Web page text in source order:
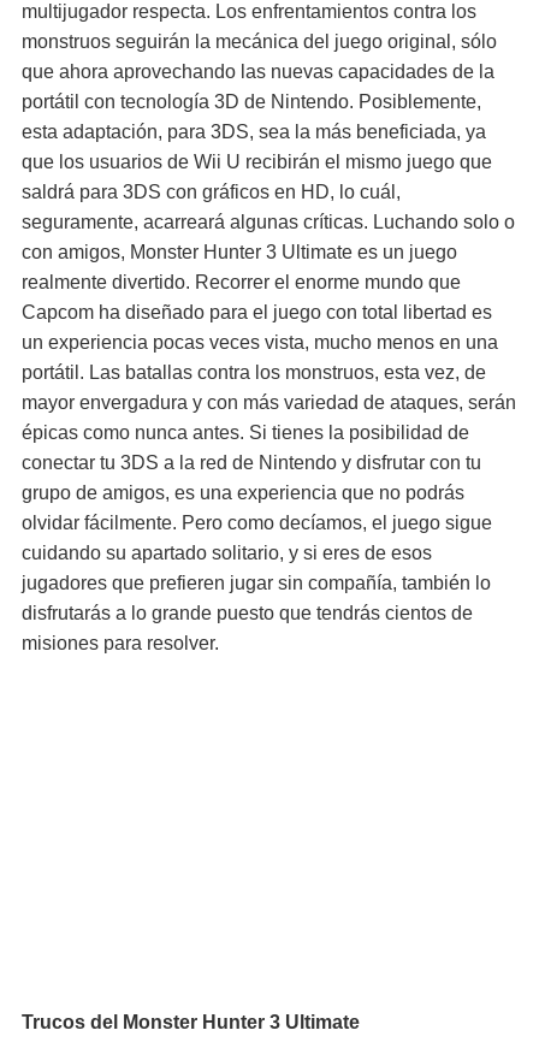
multijugador respecta. Los enfrentamientos contra los
monstruos seguirán la mecánica del juego original, sólo
que ahora aprovechando las nuevas capacidades de la
portátil con tecnología 3D de Nintendo. Posiblemente,
esta adaptación, para 3DS, sea la más beneficiada, ya
que los usuarios de Wii U recibirán el mismo juego que
saldrá para 3DS con gráficos en HD, lo cuál,
seguramente, acarreará algunas críticas. Luchando solo o
con amigos, Monster Hunter 3 Ultimate es un juego
realmente divertido. Recorrer el enorme mundo que
Capcom ha diseñado para el juego con total libertad es
un experiencia pocas veces vista, mucho menos en una
portátil. Las batallas contra los monstruos, esta vez, de
mayor envergadura y con más variedad de ataques, serán
épicas como nunca antes. Si tienes la posibilidad de
conectar tu 3DS a la red de Nintendo y disfrutar con tu
grupo de amigos, es una experiencia que no podrás
olvidar fácilmente. Pero como decíamos, el juego sigue
cuidando su apartado solitario, y si eres de esos
jugadores que prefieren jugar sin compañía, también lo
disfrutarás a lo grande puesto que tendrás cientos de
misiones para resolver.
Trucos del Monster Hunter 3 Ultimate